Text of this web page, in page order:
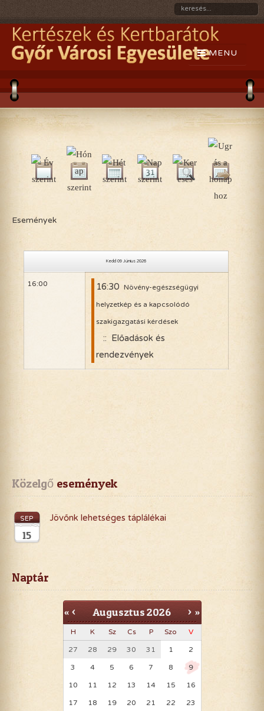
Események
Kedd 09 Június 2026
16:00 16:30 Növény-egészségügyi
helyzetkép és a kapcsolódó
szakigazgatási kérdések
:: Előadások és
rendezvények
Közelgő események
SEP
15
Jövőnk lehetséges táplálékai
Naptár
« < Augusztus2026 > »
H K Sz Cs P Szo V
27 28 29 30 31 1 2
3 4 5 6 7 8 9
10 11 12 13 14 15 16
17 18 19 20 21 22 23